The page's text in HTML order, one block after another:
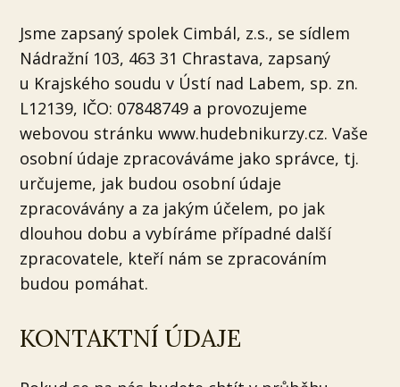
Jsme zapsaný spolek Cimbál, z.s., se sídlem
Nádražní 103, 463 31 Chrastava, zapsaný
u Krajského soudu v Ústí nad Labem, sp. zn.
L12139, IČO: 07848749 a provozujeme
webovou stránku www.hudebnikurzy.cz. Vaše
osobní údaje zpracováváme jako správce, tj.
určujeme, jak budou osobní údaje
zpracovávány a za jakým účelem, po jak
dlouhou dobu a vybíráme případné další
zpracovatele, kteří nám se zpracováním
budou pomáhat.
KONTAKTNÍ ÚDAJE